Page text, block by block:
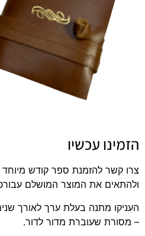
הזמינו עכשיו
צרו קשר להזמנת ספר קודש
ולהתאים את המוצר המושלם
העניקו מתנה בעלת ערך לאורך
– מסורת שעוברת מדור לדור.